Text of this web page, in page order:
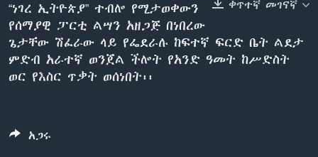
ቋንቋዎች
ቀጥተኛ መገናኛ
“ነገረ ኢትዮጵያ” ተብሎ የሚታወቀውን
የሰማያዊ ፓርቲ ልሣን አዘጋጅ በነበረው
ጌታቸው ሽፈራው ላይ የፌደራሉ ከፍተኛ ፍርድ ቤት ልደታ
ምድብ አራተኛ ወንጀል ችሎት የአንድ ዓመት ከሥድስት
ወር የእስር ጥቃት ወሰነበት፡፡
አጋሩ